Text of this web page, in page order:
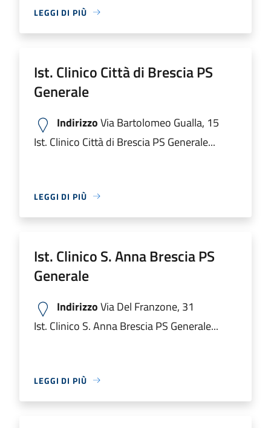
LEGGI DI PIÙ
Ist. Clinico Città di Brescia PS
Generale
IndirizzoVia Bartolomeo Gualla, 15
Ist. Clinico Città di Brescia PS Generale...
LEGGI DI PIÙ
Ist. Clinico S. Anna Brescia PS
Generale
IndirizzoVia Del Franzone, 31
Ist. Clinico S. Anna Brescia PS Generale...
LEGGI DI PIÙ